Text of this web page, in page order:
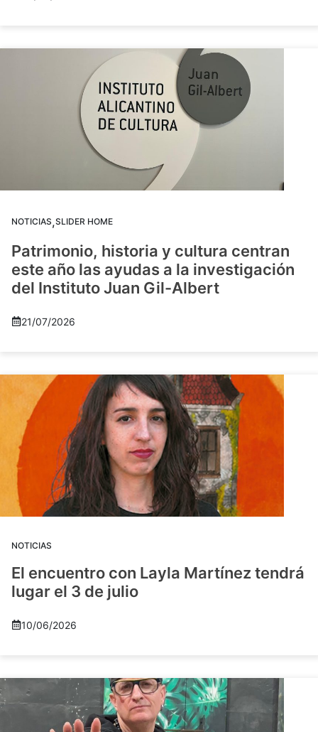
NOTICIAS,SLIDER HOME
Patrimonio, historia y cultura centran
este año las ayudas a la investigación
del Instituto Juan Gil-Albert
21/07/2026
NOTICIAS
El encuentro con Layla Martínez tendrá
lugar el 3 de julio
10/06/2026